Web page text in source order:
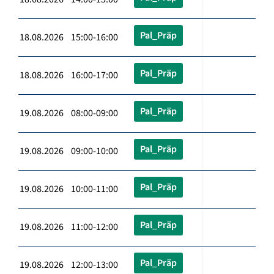
18.08.2026 15:00-16:00 Pal_Präp
18.08.2026 16:00-17:00 Pal_Präp
19.08.2026 08:00-09:00 Pal_Präp
19.08.2026 09:00-10:00 Pal_Präp
19.08.2026 10:00-11:00 Pal_Präp
19.08.2026 11:00-12:00 Pal_Präp
19.08.2026 12:00-13:00 Pal_Präp